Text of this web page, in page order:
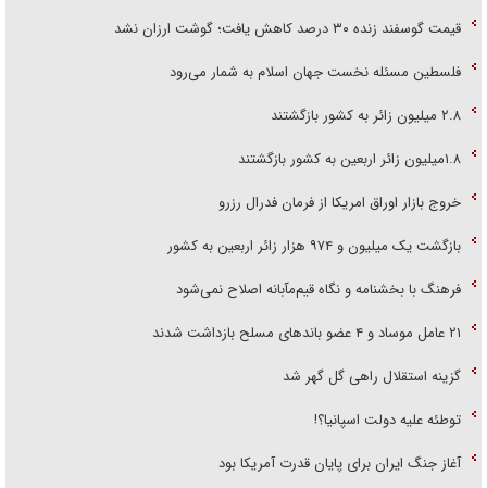
قیمت گوسفند زنده ۳۰ درصد کاهش یافت؛ گوشت ارزان نشد
فلسطین مسئله نخست جهان اسلام به شمار می‌رود
۲.۸ میلیون زائر به کشور بازگشتند
۱.۸میلیون زائر اربعین به کشور بازگشتند
خروج بازار اوراق امریکا از فرمان فدرال رزرو
بازگشت یک میلیون و ۹۷۴ هزار زائر اربعین به کشور
فرهنگ با بخشنامه و نگاه قیم‌مآبانه اصلاح نمی‌شود
۲۱ عامل موساد و ۴ عضو باند‌های مسلح بازداشت شدند
گزینه استقلال راهی گل گهر شد
توطئه علیه دولت اسپانیا؟!
آغاز جنگ ایران برای پایان قدرت آمریکا بود